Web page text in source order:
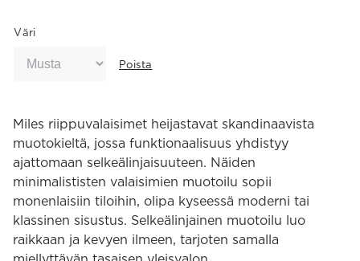
Väri
Poista
Miles riippuvalaisimet heijastavat skandinaavista
muotokieltä, jossa funktionaalisuus yhdistyy
ajattomaan selkeälinjaisuuteen. Näiden
minimalististen valaisimien muotoilu sopii
monenlaisiin tiloihin, olipa kyseessä moderni tai
klassinen sisustus. Selkeälinjainen muotoilu luo
raikkaan ja kevyen ilmeen, tarjoten samalla